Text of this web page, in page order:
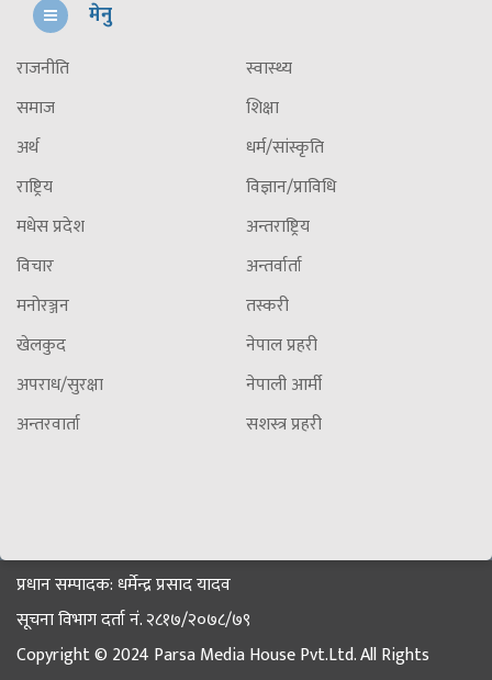
मेनु
राजनीति
समाज
अर्थ
राष्ट्रिय
मधेस प्रदेश
विचार
मनोरञ्जन
खेलकुद
अपराध/सुरक्षा
अन्तरवार्ता
स्वास्थ्य
शिक्षा
धर्म/सांस्कृति
विज्ञान/प्राविधि
अन्तराष्ट्रिय
अन्तर्वार्ता
तस्करी
नेपाल प्रहरी
नेपाली आर्मी
सशस्त्र प्रहरी
प्रधान सम्पादक: धर्मेन्द्र प्रसाद यादव
सूचना विभाग दर्ता नं. २८१७/२०७८/७९
Copyright © 2024 Parsa Media House Pvt.Ltd. All Rights